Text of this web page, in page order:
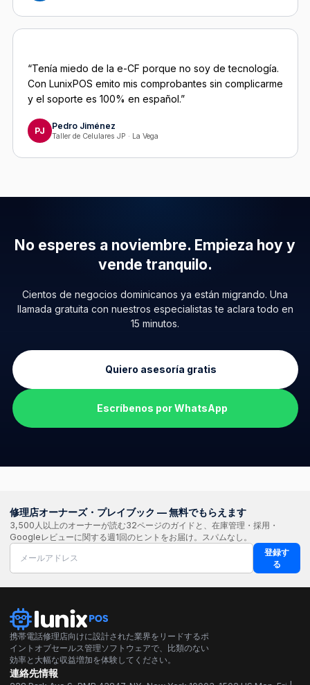
“Tenía miedo de la e-CF porque no soy de tecnología.
Con LunixPOS emito mis comprobantes sin complicarme
y el soporte es 100% en español.”
PJ Pedro Jiménez
Taller de Celulares JP · La Vega
No esperes a noviembre. Empieza hoy y
vende tranquilo.
Cientos de negocios dominicanos ya están migrando. Una
llamada gratuita con nuestros especialistas te aclara todo en
15 minutos.
Quiero asesoría gratis
Escríbenos por WhatsApp
修理店オーナーズ・プレイブック — 無料でもらえます
3,500人以上のオーナーが読む32ページのガイドと、在庫管理・採用・
Googleレビューに関する週1回のヒントをお届け。スパムなし。
登録す
る
携帯電話修理店向けに設計された業界をリードするポ
イントオブセールス管理ソフトウェアで、比類のない
効率と大幅な収益増加を体験してください。
連絡先情報